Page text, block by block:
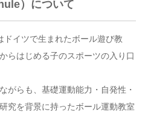
）について
イツで生まれたボール遊び教
らはじめる子のスポーツの入り口
がらも、基礎運動能力・自発性・
究を背景に持ったボール運動教室